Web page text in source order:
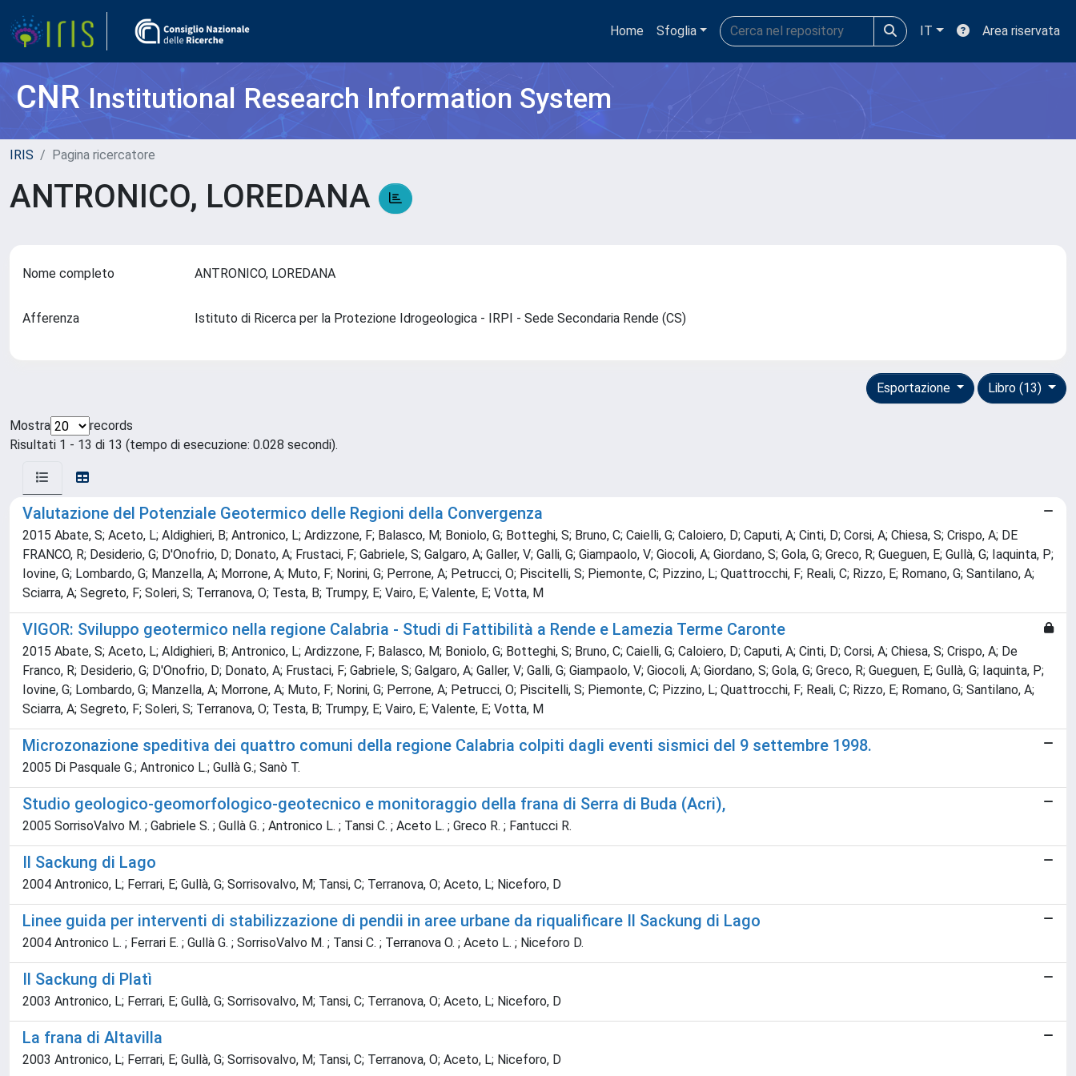
Home Sfoglia IT Area riservata
CNRInstitutional Research Information System
IRIS Pagina ricercatore
ANTRONICO, LOREDANA
Nome completo ANTRONICO, LOREDANA
Afferenza Istituto di Ricerca per la Protezione Idrogeologica - IRPI - Sede Secondaria Rende (CS)
Libro (13)
Esportazione
Mostra
records
Risultati 1 - 13 di 13 (tempo di esecuzione: 0.028 secondi).
Valutazione del Potenziale Geotermico delle Regioni della Convergenza
2015 Abate, S; Aceto, L; Aldighieri, B; Antronico, L; Ardizzone, F; Balasco, M; Boniolo, G; Botteghi, S; Bruno, C; Caielli, G; Caloiero, D; Caputi, A; Cinti, D; Corsi, A; Chiesa, S; Crispo, A; DE
FRANCO, R; Desiderio, G; D'Onofrio, D; Donato, A; Frustaci, F; Gabriele, S; Galgaro, A; Galler, V; Galli, G; Giampaolo, V; Giocoli, A; Giordano, S; Gola, G; Greco, R; Gueguen, E; Gullà, G; Iaquinta, P;
Iovine, G; Lombardo, G; Manzella, A; Morrone, A; Muto, F; Norini, G; Perrone, A; Petrucci, O; Piscitelli, S; Piemonte, C; Pizzino, L; Quattrocchi, F; Reali, C; Rizzo, E; Romano, G; Santilano, A;
Sciarra, A; Segreto, F; Soleri, S; Terranova, O; Testa, B; Trumpy, E; Vairo, E; Valente, E; Votta, M
VIGOR: Sviluppo geotermico nella regione Calabria - Studi di Fattibilità a Rende e Lamezia Terme Caronte
2015 Abate, S; Aceto, L; Aldighieri, B; Antronico, L; Ardizzone, F; Balasco, M; Boniolo, G; Botteghi, S; Bruno, C; Caielli, G; Caloiero, D; Caputi, A; Cinti, D; Corsi, A; Chiesa, S; Crispo, A; De
Franco, R; Desiderio, G; D'Onofrio, D; Donato, A; Frustaci, F; Gabriele, S; Galgaro, A; Galler, V; Galli, G; Giampaolo, V; Giocoli, A; Giordano, S; Gola, G; Greco, R; Gueguen, E; Gullà, G; Iaquinta, P;
Iovine, G; Lombardo, G; Manzella, A; Morrone, A; Muto, F; Norini, G; Perrone, A; Petrucci, O; Piscitelli, S; Piemonte, C; Pizzino, L; Quattrocchi, F; Reali, C; Rizzo, E; Romano, G; Santilano, A;
Sciarra, A; Segreto, F; Soleri, S; Terranova, O; Testa, B; Trumpy, E; Vairo, E; Valente, E; Votta, M
Microzonazione speditiva dei quattro comuni della regione Calabria colpiti dagli eventi sismici del 9 settembre 1998.
2005 Di Pasquale G.; Antronico L.; Gullà G.; Sanò T.
Studio geologico-geomorfologico-geotecnico e monitoraggio della frana di Serra di Buda (Acri),
2005 SorrisoValvo M. ; Gabriele S. ; Gullà G. ; Antronico L. ; Tansi C. ; Aceto L. ; Greco R. ; Fantucci R.
Il Sackung di Lago
2004 Antronico, L; Ferrari, E; Gullà, G; Sorrisovalvo, M; Tansi, C; Terranova, O; Aceto, L; Niceforo, D
Linee guida per interventi di stabilizzazione di pendii in aree urbane da riqualificare Il Sackung di Lago
2004 Antronico L. ; Ferrari E. ; Gullà G. ; SorrisoValvo M. ; Tansi C. ; Terranova O. ; Aceto L. ; Niceforo D.
Il Sackung di Platì
2003 Antronico, L; Ferrari, E; Gullà, G; Sorrisovalvo, M; Tansi, C; Terranova, O; Aceto, L; Niceforo, D
La frana di Altavilla
2003 Antronico, L; Ferrari, E; Gullà, G; Sorrisovalvo, M; Tansi, C; Terranova, O; Aceto, L; Niceforo, D